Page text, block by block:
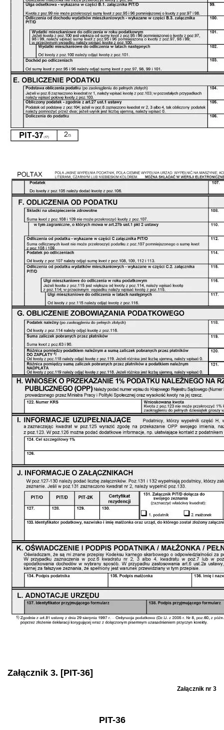
Załącznik 3. [PIT-36]
Załącznik nr 3
PIT-36